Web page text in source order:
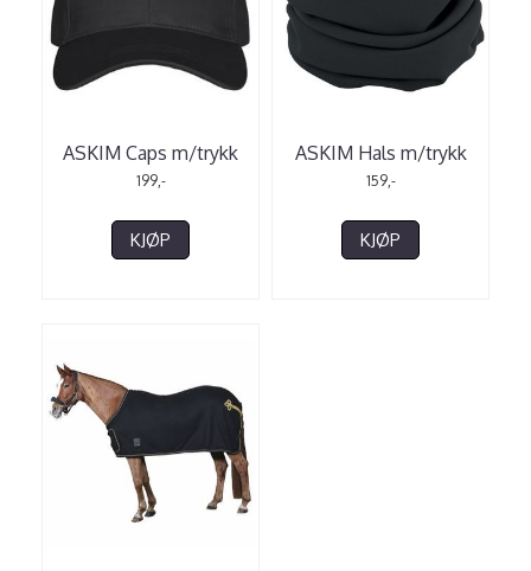
ASKIM Caps m/trykk
199,-
KJØP
ASKIM Hals m/trykk
159,-
KJØP